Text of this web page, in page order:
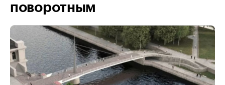
поворотным